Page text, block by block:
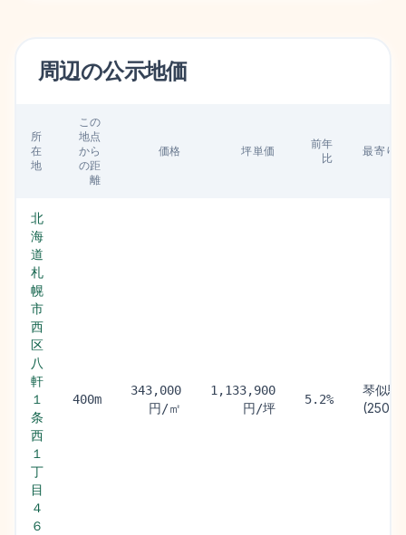
周辺の公示地価
所
在
地
この
地点
から
の距
離
価格 坪単価
前年
比
最寄り
北
海
道
札
幌
市
西
区
八
軒
１
条
西
１
丁
目
４
６
400m
343,000
円/㎡
1,133,900
円/坪
5.2%
琴似駅
(250m)